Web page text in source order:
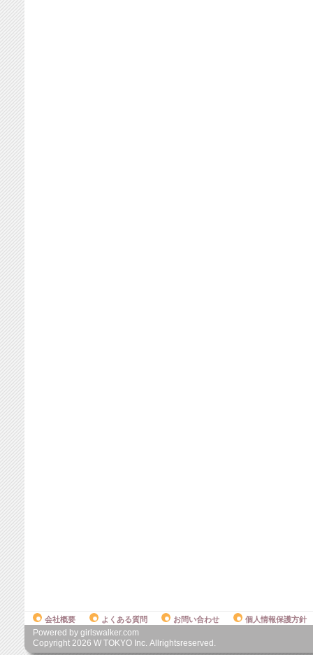
会社概要 よくある質問 お問い合わせ 個人情報保護方針
Powered by girlswalker.com
Copyright 2026 W TOKYO Inc. Allrightsreserved.